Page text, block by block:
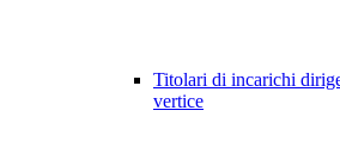
Titolari di incarichi
vertice